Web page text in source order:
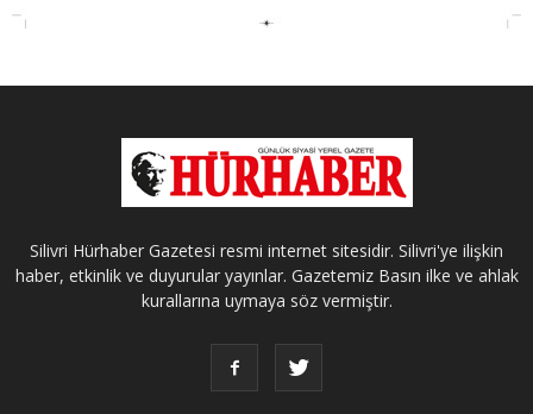
Silivri Hürhaber Gazetesi resmi internet sitesidir. Silivri'ye ilişkin
haber, etkinlik ve duyurular yayınlar. Gazetemiz Basın ilke ve ahlak
kurallarına uymaya söz vermiştir.